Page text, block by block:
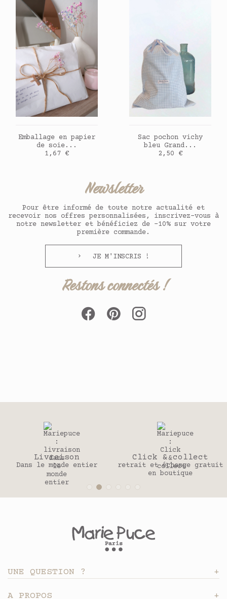
AJOUTER AU PANIER
Emballage en papier
de soie...
Prix
1,67 €
AJOUTER AU PANIER
Sac pochon vichy
bleu Grand...
Prix
2,50 €
Newsletter
Pour être informé de toute notre actualité et
recevoir nos offres personnalisées, inscrivez-vous à
notre newsletter et bénéficiez de -10% sur votre
première commande.
JE M'INSCRIS !
Restons connectés !
Click & collect
retrait et échange gratuit
en boutique
30 jours
Pour changer d’avis
UNE QUESTION ?
A PROPOS